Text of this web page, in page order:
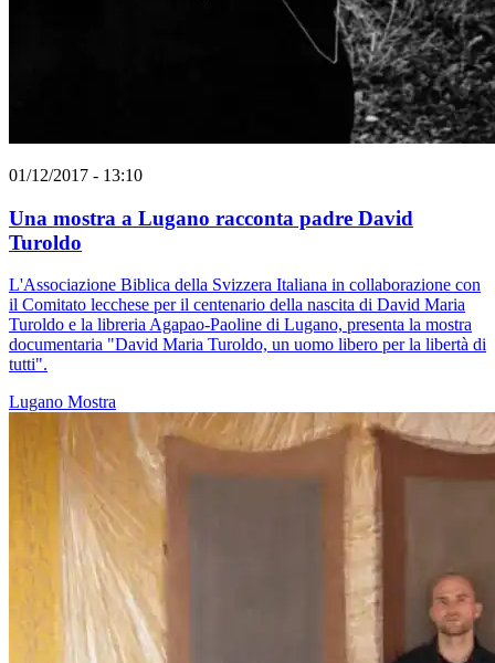
01/12/2017 - 13:10
Una mostra a Lugano racconta padre David
Turoldo
L'Associazione Biblica della Svizzera Italiana in collaborazione con
il Comitato lecchese per il centenario della nascita di David Maria
Turoldo e la libreria Agapao-Paoline di Lugano, presenta la mostra
documentaria "David Maria Turoldo, un uomo libero per la libertà di
tutti".
Lugano Mostra